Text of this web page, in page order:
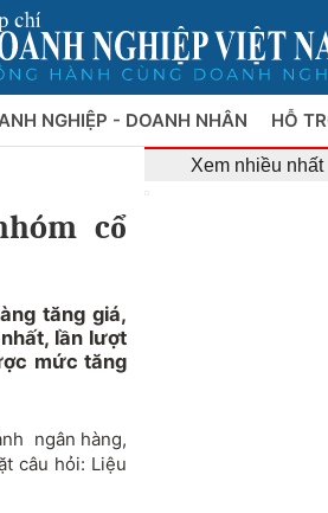
NGHIỆP - DOANH NHÂN HỖ
cổ
tăng giá,
lần lượt
mức tăng
ngân hàng,
câu hỏi: Liệu
Xem nhiều nhất